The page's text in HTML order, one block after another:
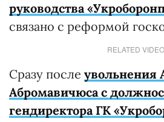
руководства
связано с реформой
RELATED VIDEO
Сразу после увольнения
Абромавичюса с
гендиректора ГК